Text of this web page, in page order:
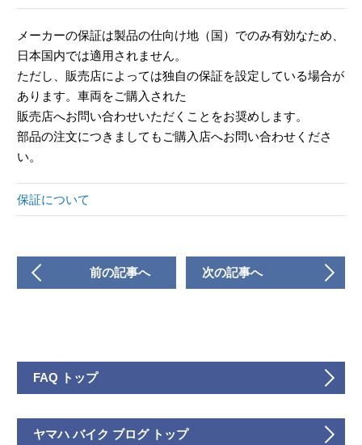
メーカーの保証は製品の仕向け地（国）でのみ有効なため、
日本国内では適用されません。
ただし、販売店によっては独自の保証を設定している場合が
あります。車両をご購入された
販売店へお問い合わせいただくことをお奨めします。
部品の注文につきましてもご購入店へお問い合わせくださ
い。
保証について
前の記事へ 次の記事へ
FAQ トップ
ヤマハ バイク ブログ トップ